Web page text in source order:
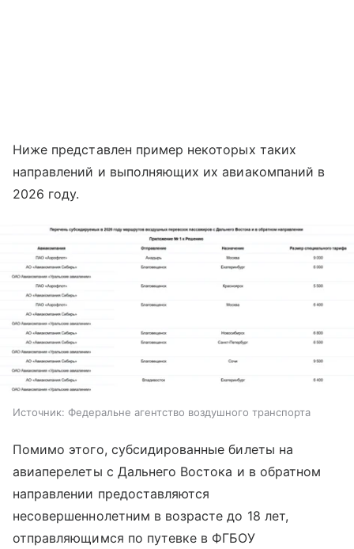
Ниже представлен пример некоторых таких
направлений и выполняющих их авиакомпаний в
2026 году.
Источник: Федеральне агентство воздушного транспорта
Помимо этого, субсидированные билеты на
авиаперелеты с Дальнего Востока и в обратном
направлении предоставляются
несовершеннолетним в возрасте до 18 лет,
отправляющимся по путевке в ФГБОУ